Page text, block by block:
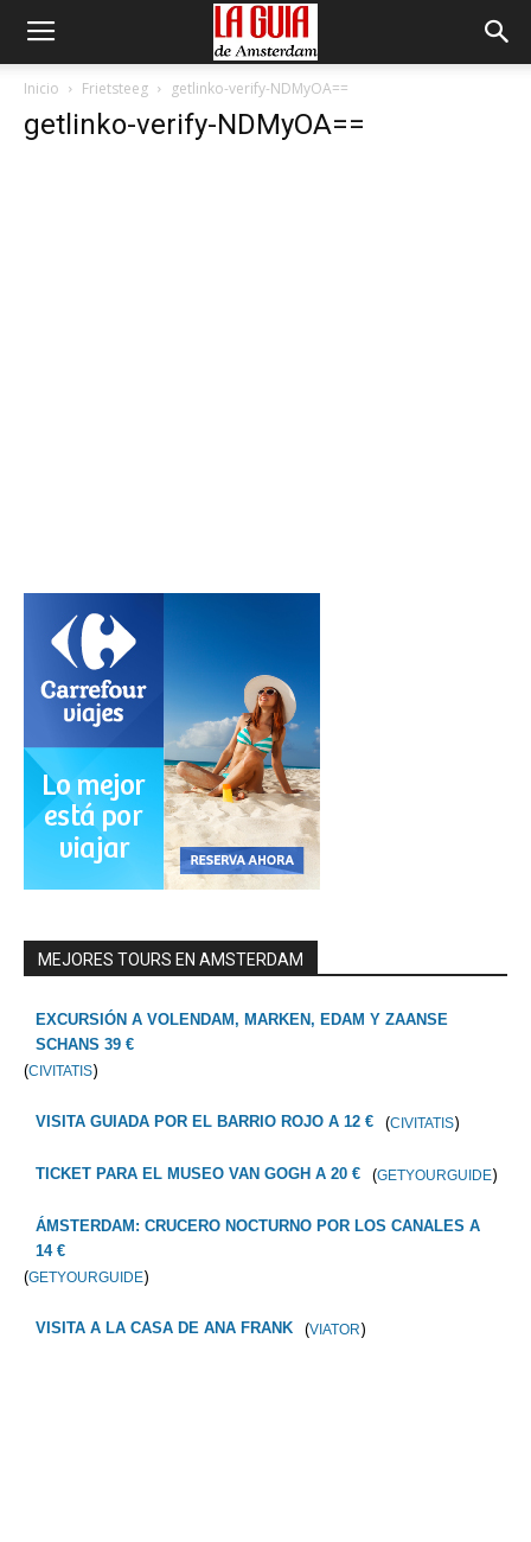
Inicio Frietsteeg getlinko-verify-NDMyOA==
getlinko-verify-NDMyOA==
MEJORES TOURS EN AMSTERDAM
EXCURSIÓN A VOLENDAM, MARKEN, EDAM Y ZAANSE
SCHANS 39 €
(CIVITATIS)
VISITA GUIADA POR EL BARRIO ROJO A 12 € (CIVITATIS)
TICKET PARA EL MUSEO VAN GOGH A 20 € (GETYOURGUIDE)
ÁMSTERDAM: CRUCERO NOCTURNO POR LOS CANALES A
14 €
(GETYOURGUIDE)
VISITA A LA CASA DE ANA FRANK (VIATOR)